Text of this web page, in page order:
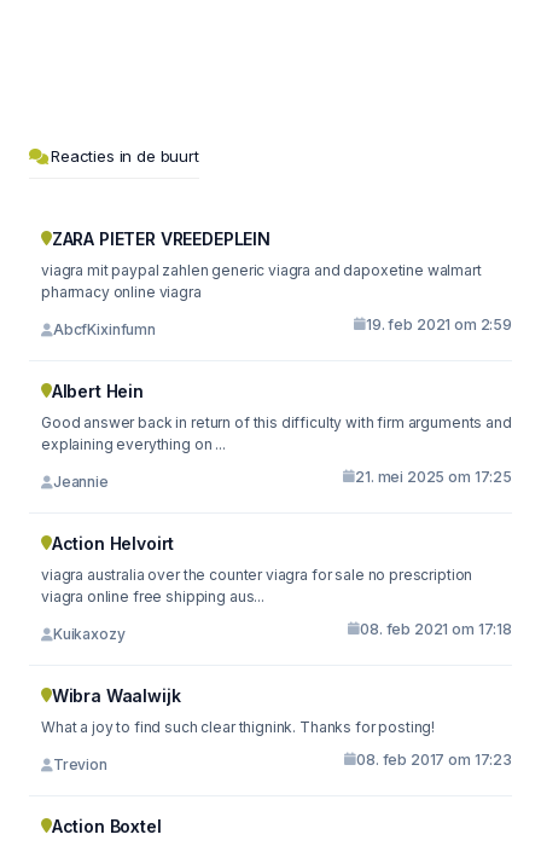
Reacties in de buurt
ZARA PIETER VREEDEPLEIN
viagra mit paypal zahlen generic viagra and dapoxetine walmart
pharmacy online viagra
AbcfKixinfumn 19. feb 2021 om 2:59
Albert Hein
Good answer back in return of this difficulty with firm arguments and
explaining everything on ...
Jeannie 21. mei 2025 om 17:25
Action Helvoirt
viagra australia over the counter viagra for sale no prescription
viagra online free shipping aus...
Kuikaxozy 08. feb 2021 om 17:18
Wibra Waalwijk
What a joy to find such clear thignink. Thanks for posting!
Trevion 08. feb 2017 om 17:23
Action Boxtel